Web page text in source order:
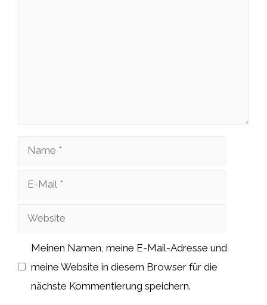
Name
Website
Meinen Namen, meine E-Mail-Adresse und
meine Website in diesem Browser für die
nächste Kommentierung speichern.